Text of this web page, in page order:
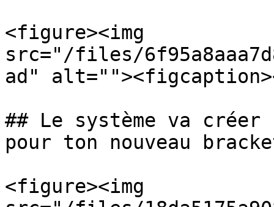
<figure><img
src="/files/
ad"
## Le système va
pour ton nouveau
<figure><img